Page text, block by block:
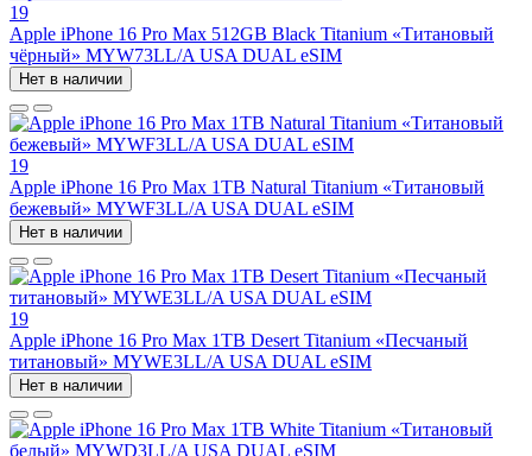
19
Apple iPhone 16 Pro Max 512GB Black Titanium «Титановый
чёрный» MYW73LL/A USA DUAL eSIM
Нет в наличии
19
Apple iPhone 16 Pro Max 1TB Natural Titanium «Tитановый
бежевый» MYWF3LL/A USA DUAL eSIM
Нет в наличии
19
Apple iPhone 16 Pro Max 1TB Desert Titanium «Песчаный
титановый» MYWE3LL/A USA DUAL eSIM
Нет в наличии